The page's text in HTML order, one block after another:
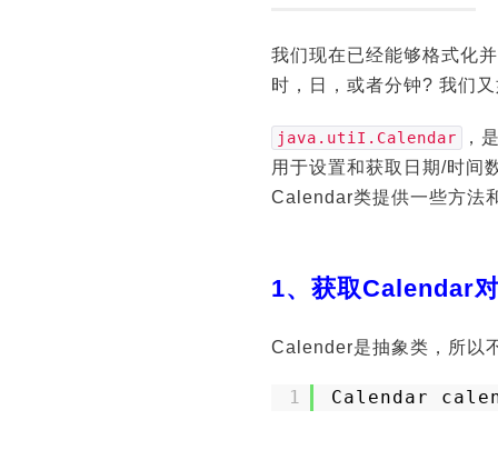
我们现在已经能够格式化
时，日，或者分钟? 我们
java.utiI.Calendar
，
用于设置和获取日期/时间
Calendar类提供一些方法
1、获取Calendar
Calender是抽象类，所以
1 Calendar